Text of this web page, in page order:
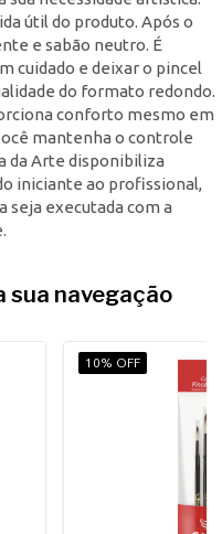
útil do produto. Após o
e sabão neutro. É
cuidado e deixar o pincel
do formato redondo.
conforto mesmo em
mantenha o controle
da Arte disponibiliza
iniciante ao profissional,
seja executada com a
sua navegação
10% OFF